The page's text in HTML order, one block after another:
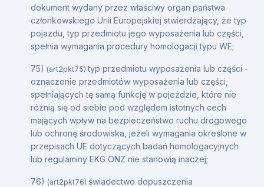
dokument wydany przez właściwy organ państwa
członkowskiego Unii Europejskiej stwierdzający, że typ
pojazdu, typ przedmiotu jego wyposażenia lub części,
spełnia wymagania procedury homologacji typu WE;
75) (art2pkt75)typ przedmiotu wyposażenia lub części -
oznaczenie przedmiotów wyposażenia lub części,
spełniających tę samą funkcję w pojeździe, które nie
różnią się od siebie pod względem istotnych cech
mających wpływ na bezpieczeństwo ruchu drogowego
lub ochronę środowiska, jeżeli wymagania określone w
przepisach UE dotyczących badań homologacyjnych
lub regulaminy EKG ONZ nie stanowią inaczej;
76) (art2pkt76) świadectwo dopuszczenia